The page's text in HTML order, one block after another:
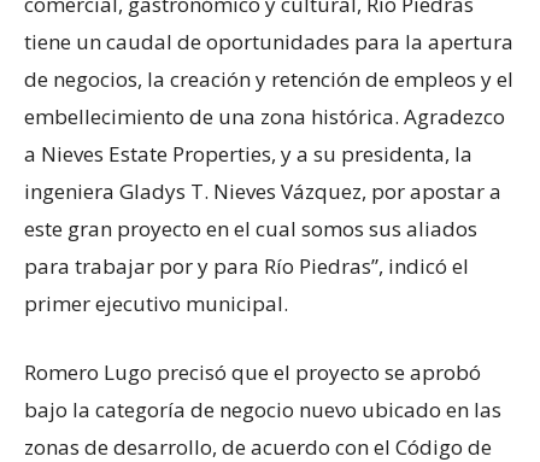
tiene un caudal de oportunidades para la apertura
de negocios, la creación y retención de empleos y el
embellecimiento de una zona histórica. Agradezco
a Nieves Estate Properties, y a su presidenta, la
ingeniera Gladys T. Nieves Vázquez, por apostar a
este gran proyecto en el cual somos sus aliados
para trabajar por y para Río Piedras”, indicó el
primer ejecutivo municipal.
Romero Lugo precisó que el proyecto se aprobó
bajo la categoría de negocio nuevo ubicado en las
zonas de desarrollo, de acuerdo con el Código de